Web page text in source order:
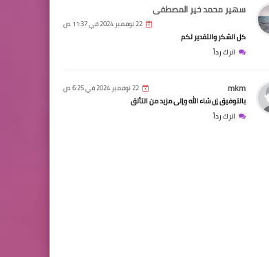
سهير محمد خير المصطفى
22 نوفمبر 2024 في 11:37 ص
كل الشكر والتقدير لكم
اترك رداً
mkm 22 نوفمبر 2024 في 6:25 ص
بالتوفيق إن شاء الله وإلى مزيد من التألق
اترك رداً